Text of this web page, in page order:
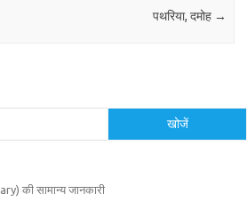
पथरिया, दमोह →
खोजें
की सामान्य जानकारी